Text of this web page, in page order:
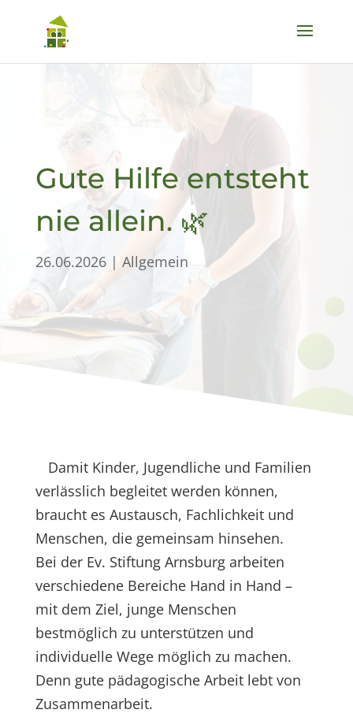
Gute Hilfe entsteht
nie allein. 🌿
26.06.2026| Allgemein
Damit Kinder, Jugendliche und Familien
verlässlich begleitet werden können,
braucht es Austausch, Fachlichkeit und
Menschen, die gemeinsam hinsehen.
Bei der Ev. Stiftung Arnsburg arbeiten
verschiedene Bereiche Hand in Hand –
mit dem Ziel, junge Menschen
bestmöglich zu unterstützen und
individuelle Wege möglich zu machen.
Denn gute pädagogische Arbeit lebt von
Zusammenarbeit.